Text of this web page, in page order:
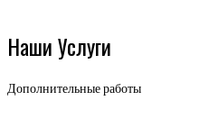
Наши Услуги
Дополнительные работы